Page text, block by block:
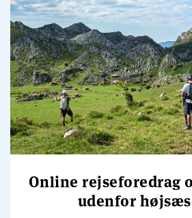
Online rejseforedrag
udenfor